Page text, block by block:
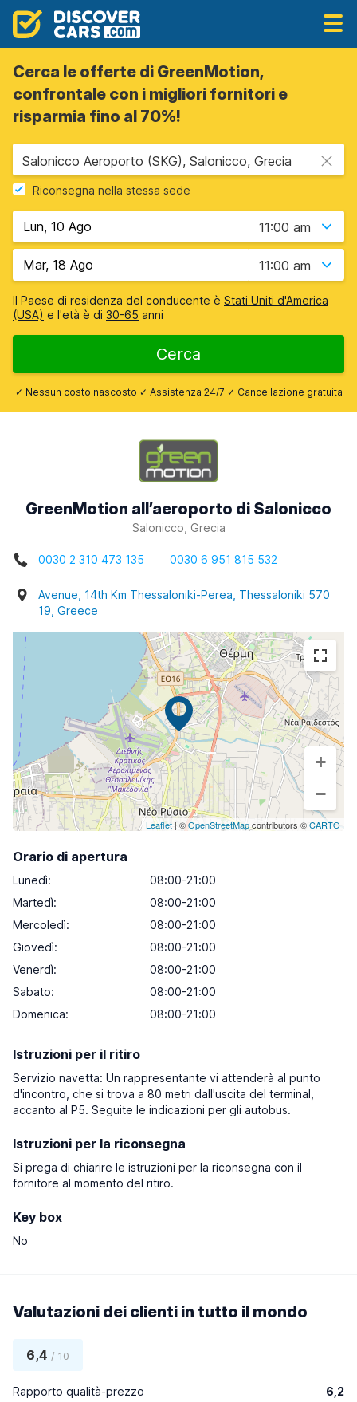
Cerca le offerte di GreenMotion,
confrontale con i migliori fornitori e
risparmia fino al 70%!
Salonicco Aeroporto (SKG), Salonicco, Grecia
Riconsegna nella stessa sede
11:00 am
11:00 am
Il Paese di residenza del conducente è Stati Uniti d'America
(USA) e l'età è di 30-65 anni
Cerca
✓ Nessun costo nascosto ✓ Assistenza 24/7 ✓ Cancellazione gratuita
GreenMotion all’aeroporto di Salonicco
Salonicco, Grecia
0030 2 310 473 135 0030 6 951 815 532
Avenue, 14th Km Thessaloniki-Perea, Thessaloniki 570
19, Greece
+
−
Leaflet | ©OpenStreetMapcontributors ©CARTO
Orario di apertura
Lunedì:
08:00-21:00
Martedì:
08:00-21:00
Mercoledì:
08:00-21:00
Giovedì:
08:00-21:00
Venerdì:
08:00-21:00
Sabato:
08:00-21:00
Domenica: 08:00-21:00
Istruzioni per il ritiro
Servizio navetta: Un rappresentante vi attenderà al punto
d'incontro, che si trova a 80 metri dall'uscita del terminal,
accanto al P5. Seguite le indicazioni per gli autobus.
Istruzioni per la riconsegna
Si prega di chiarire le istruzioni per la riconsegna con il
fornitore al momento del ritiro.
Key box
No
Valutazioni dei clienti in tutto il mondo
6,4 / 10
Rapporto qualità-prezzo 6,2